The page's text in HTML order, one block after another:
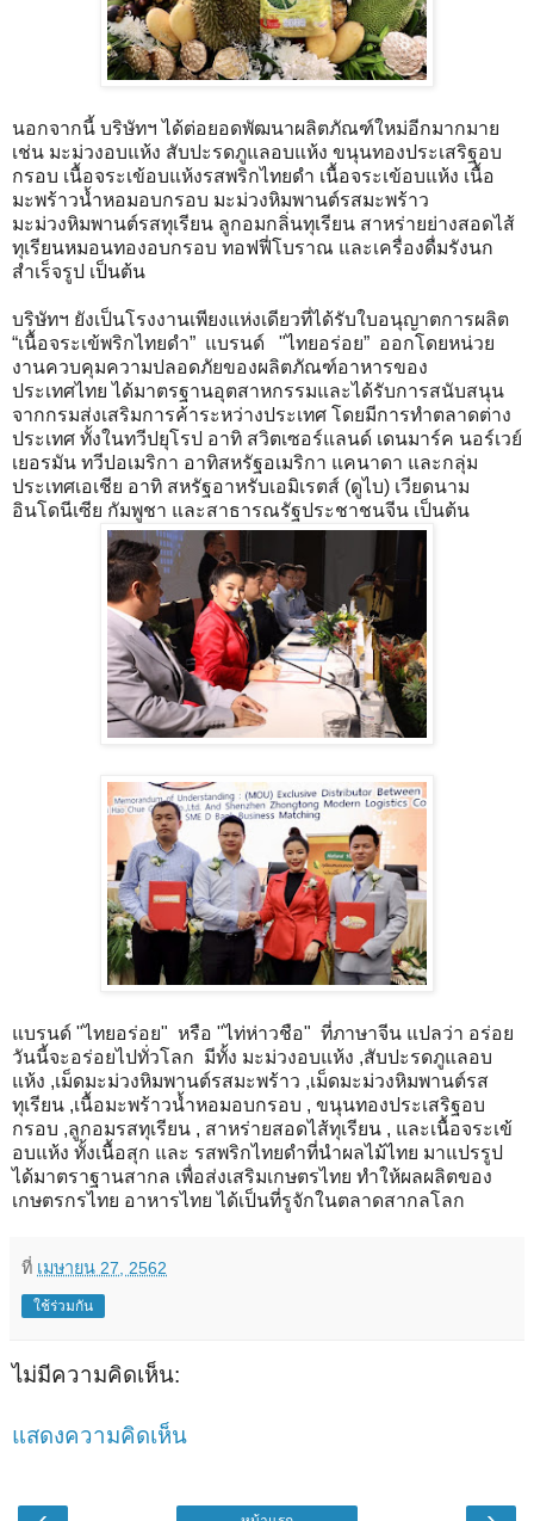
นอกจากนี้ บริษัทฯ ได้ต่อยอดพัฒนาผลิตภัณฑ์ใหม่อีกมากมาย
เช่น มะม่วงอบแห้ง สับปะรดภูแลอบแห้ง ขนุนทองประเสริฐอบ
กรอบ เนื้อจระเข้อบแห้งรสพริกไทยดำ เนื้อจระเข้อบแห้ง เนื้อ
มะพร้าวน้ำหอมอบกรอบ มะม่วงหิมพานต์รสมะพร้าว
มะม่วงหิมพานต์รสทุเรียน ลูกอมกลิ่นทุเรียน สาหร่ายย่างสอดไส้
ทุเรียนหมอนทองอบกรอบ ทอฟฟี่โบราณ และเครื่องดื่มรังนก
สำเร็จรูป เป็นต้น
บริษัทฯ ยังเป็นโรงงานเพียงแห่งเดียวที่ได้รับใบอนุญาตการผลิต
“เนื้อจระเข้พริกไทยดำ” แบรนด์ "ไทยอร่อย” ออกโดยหน่วย
งานควบคุมความปลอดภัยของผลิตภัณฑ์อาหารของ
ประเทศไทย ได้มาตรฐานอุตสาหกรรมและได้รับการสนับสนุน
จากกรมส่งเสริมการค้าระหว่างประเทศ โดยมีการทำตลาดต่าง
ประเทศ ทั้งในทวีปยุโรป อาทิ สวิตเซอร์แลนด์ เดนมาร์ค นอร์เวย์
เยอรมัน ทวีปอเมริกา อาทิสหรัฐอเมริกา แคนาดา และกลุ่ม
ประเทศเอเชีย อาทิ สหรัฐอาหรับเอมิเรตส์ (ดูไบ) เวียดนาม
อินโดนีเซีย กัมพูชา และสาธารณรัฐประชาชนจีน เป็นต้น
แบรนด์ "ไทยอร่อย" หรือ "ไท่ห่าวชือ" ที่ภาษาจีน แปลว่า อร่อย
วันนี้จะอร่อยไปทั่วโลก มีทั้ง มะม่วงอบแห้ง ,สับปะรดภูแลอบ
แห้ง ,เม็ดมะม่วงหิมพานต์รสมะพร้าว ,เม็ดมะม่วงหิมพานต์รส
ทุเรียน ,เนื้อมะพร้าวน้ำหอมอบกรอบ , ขนุนทองประเสริฐอบ
กรอบ ,ลูกอมรสทุเรียน , สาหร่ายสอดไส้ทุเรียน , และเนื้อจระเข้
อบแห้ง ทั้งเนื้อสุก และ รสพริกไทยดำที่นำผลไม้ไทย มาแปรรูป
ได้มาตราฐานสากล เพื่อส่งเสริมเกษตรไทย ทำให้ผลผลิตของ
เกษตรกรไทย อาหารไทย ได้เป็นที่รูจักในตลาดสากลโลก
ที่ เมษายน 27, 2562
ใช้ร่วมกัน
ไม่มีความคิดเห็น:
แสดงความคิดเห็น